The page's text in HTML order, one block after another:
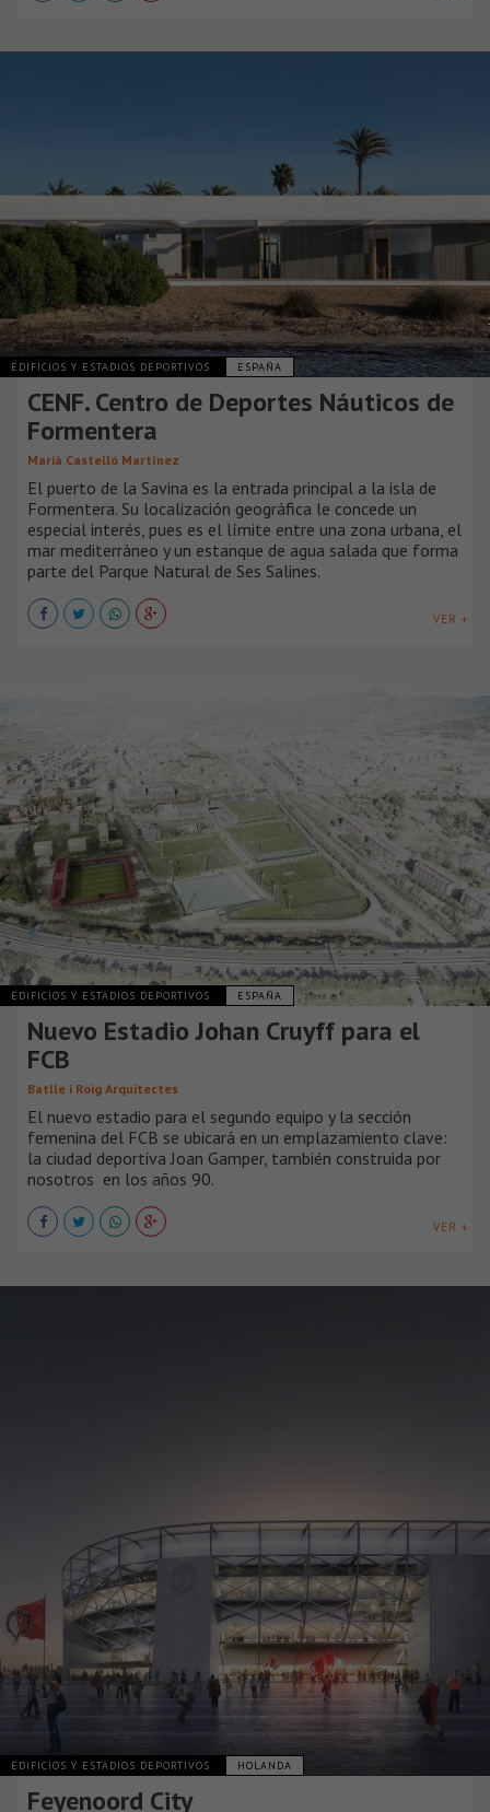
EDIFICIOS Y ESTADIOS DEPORTIVOS ESPAÑA
CENF. Centro de Deportes Náuticos de
Formentera
Marià Castelló Martínez
El puerto de la Savina es la entrada principal a la isla de
Formentera. Su localización geográfica le concede un
especial interés, pues es el límite entre una zona urbana, el
mar mediterráneo y un estanque de agua salada que forma
parte del Parque Natural de Ses Salines.
VER +
EDIFICIOS Y ESTADIOS DEPORTIVOS ESPAÑA
Nuevo Estadio Johan Cruyff para el
FCB
Batlle i Roig Arquitectes
El nuevo estadio para el segundo equipo y la sección
femenina del FCB se ubicará en un emplazamiento clave:
la ciudad deportiva Joan Gamper, también construida por
nosotros en los años 90.
VER +
EDIFICIOS Y ESTADIOS DEPORTIVOS HOLANDA
Feyenoord City